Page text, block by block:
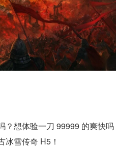
？想体验一刀 99999 的爽快吗
雪传奇 H5！